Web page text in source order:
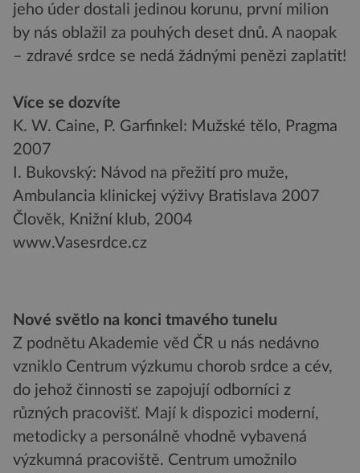
jeho úder dostali jedinou korunu, první milion
by nás oblažil za pouhých deset dnů. A naopak
– zdravé srdce se nedá žádnými penězi zaplatit!
Více se dozvíte
K. W. Caine, P. Garfinkel: Mužské tělo, Pragma
2007
I. Bukovský: Návod na přežití pro muže,
Ambulancia klinickej výživy Bratislava 2007
Člověk, Knižní klub, 2004
www.Vasesrdce.cz
Nové světlo na konci tmavého tunelu
Z podnětu Akademie věd ČR u nás nedávno
vzniklo Centrum výzkumu chorob srdce a cév,
do jehož činnosti se zapojují odborníci z
různých pracovišť. Mají k dispozici moderní,
metodicky a personálně vhodně vybavená
výzkumná pracoviště. Centrum umožnilo